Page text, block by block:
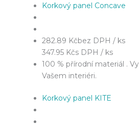
Korkový panel Concave
282.89 Kčbez DPH / ks
347.95 Kčs DPH / ks
100 % přírodní materiál .
Vašem interiéri.
Korkový panel KITE